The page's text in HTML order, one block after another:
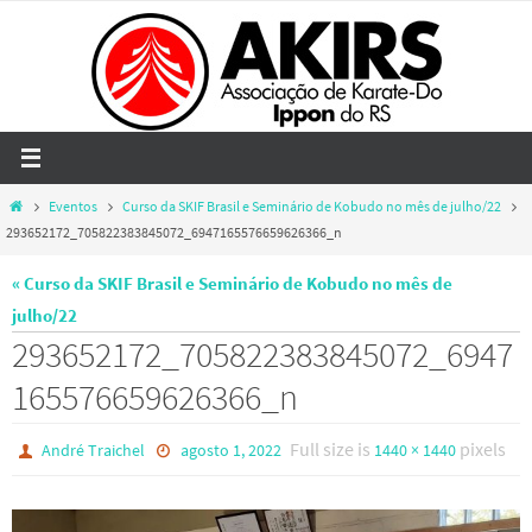
HomeEventos
Curso da SKIF Brasil e Seminário de Kobudo no mês de julho/22
293652172_705822383845072_6947165576659626366_n
« Curso da SKIF Brasil e Seminário de Kobudo no mês de
julho/22
293652172_705822383845072_6947
165576659626366_n
André Traichel agosto 1, 2022 Full size is 1440 × 1440pixels